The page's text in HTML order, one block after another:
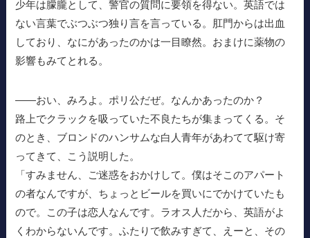
少年は朦朧として、警官の質問に要領を得ない。英語では
ない言葉でぶつぶつ独り言を言っている。肛門からは出血
しており、なにがあったのかは一目瞭然。おまけに薬物の
影響もみてとれる。
——おい、みろよ。ポリ公だぜ。なんかあったのか？
路上でクラックを吸っていた不良たちが集まってくる。そ
のとき、ブロンドのハンサムな白人青年があわてて駆け寄
ってきて、こう説明した。
「すみません、ご迷惑をおかけして。僕はそこのアパート
の者なんですが、ちょっとビールを買いにでかけていたも
ので。この子は恋人なんです。ラオス人だから、英語がよ
くわからないんです。ふたりで飲みすぎて、えーと、その